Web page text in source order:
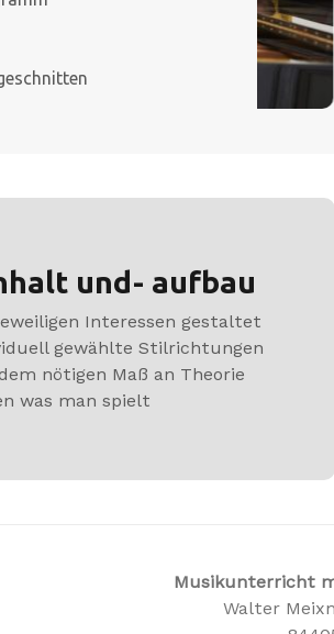
und- aufbau
Interessen gestaltet
gewählte Stilrichtungen
nötigen Maß an Theorie
was man spielt
Musikunterricht
Walter